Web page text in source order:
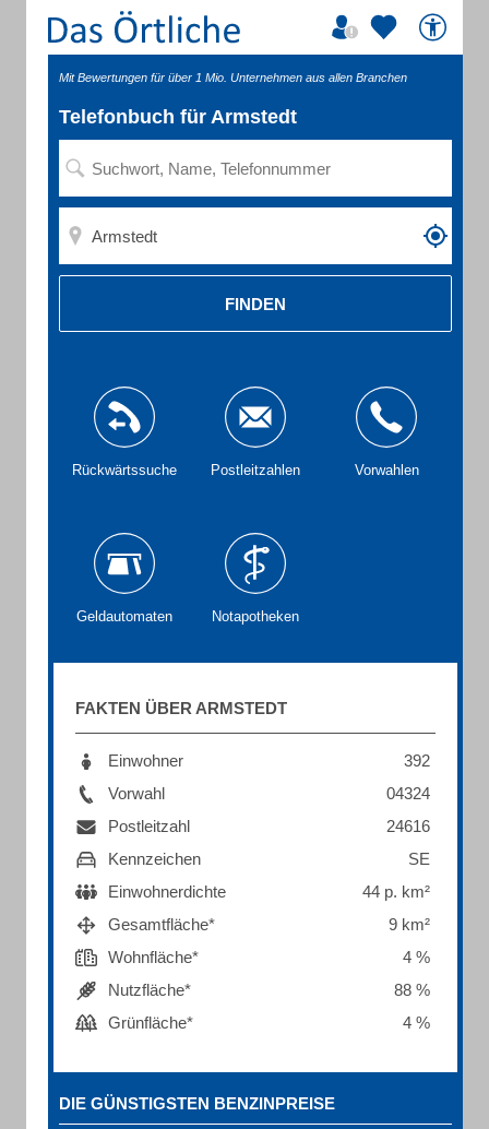
Mit Bewertungen für über 1 Mio. Unternehmen aus allen Branchen
Telefonbuch für Armstedt
FINDEN
Rückwärtssuche Postleitzahlen Vorwahlen
Geldautomaten Notapotheken
FAKTEN ÜBER ARMSTEDT
Einwohner
392
Vorwahl
04324
Postleitzahl
24616
Kennzeichen
SE
Einwohnerdichte
44 p. km²
Gesamtfläche*
9 km²
Wohnfläche*
4 %
Nutzfläche*
88 %
Grünfläche*
4 %
DIE GÜNSTIGSTEN BENZINPREISE